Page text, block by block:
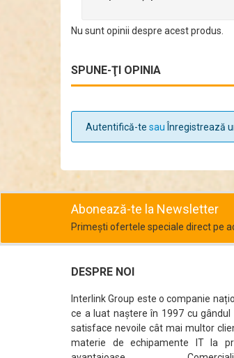
Nu sunt opinii despre acest produs.
SPUNE-ŢI OPINIA
Autentifică-te sau Înregistrează
Abonează-te la Newsletter
Primești ofertele speciale direct pe
DESPRE NOI
Interlink Group este o companie
ce a luat naștere în 1997 cu gândul
satisface nevoile cât mai multor
materie de echipamente IT la